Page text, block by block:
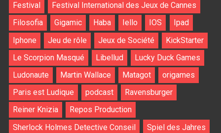
Festival
Festival International des Jeux de Cannes
Filosofia
Gigamic Haba Iello IOS
Ipad
Iphone
Jeu de rôle Jeux de Société
KickStarter
Le Scorpion Masqué
Libellud
Lucky Duck Games
Ludonaute
Martin Wallace Matagot
origames
Paris est Ludique
podcast
Ravensburger
Reiner Knizia
Repos Production
Sherlock Holmes Detective Conseil
Spiel des Jahres